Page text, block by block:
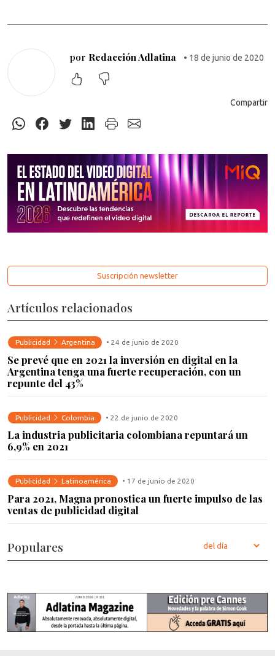
por Redacción Adlatina • 18 de junio de 2020
Compartir
Suscripción newsletter
Artículos relacionados
Publicidad Argentina • 24 de junio de 2020
Se prevé que en 2021 la inversión en digital en la
Argentina tenga una fuerte recuperación, con un
repunte del 43%
Publicidad Colombia • 22 de junio de 2020
La industria publicitaria colombiana repuntará un
6,9% en 2021
Publicidad Latinoamérica • 17 de junio de 2020
Para 2021, Magna pronostica un fuerte impulso de las
ventas de publicidad digital
Populares